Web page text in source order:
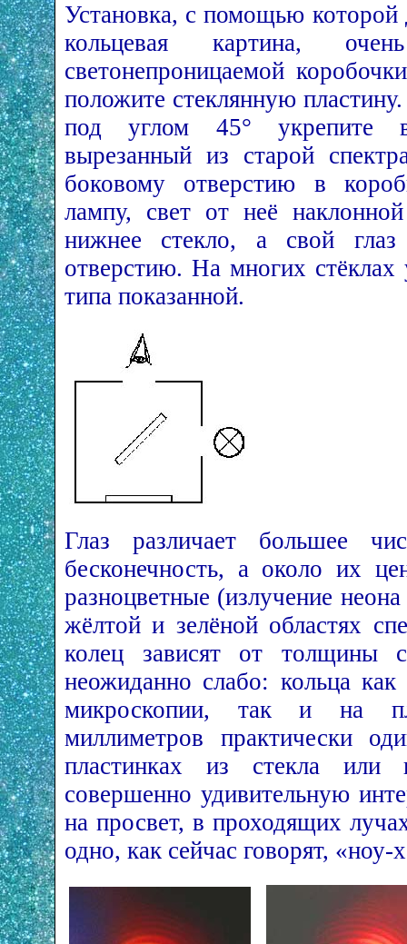
Установка, с помощью которой
кольцевая картина,
светонепроницаемой
положите стеклянную
под углом 45° укрепите
вырезанный из старой
боковому отверстию в
лампу, свет от неё
нижнее стекло, а свой глаз
отверстию. На многих стёклах
типа показанной.
Глаз различает большее
бесконечность, а около их
разноцветные (излучение
жёлтой и зелёной областях
колец зависят от толщины
неожиданно слабо: кольца
микроскопии, так и на
миллиметров практически
пластинках из стекла или
совершенно удивительную
на просвет, в проходящих
одно, как сейчас говорят, «ноу-